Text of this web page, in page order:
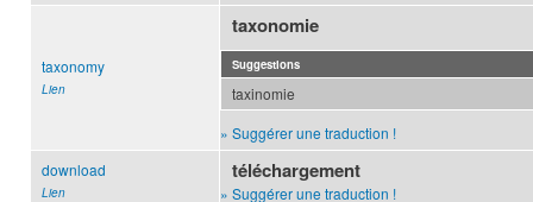
taxonomy
Lien
taxonomie
Suggestions
taxinomie
» Suggérer une traduction !
download
Lien
téléchargement
» Suggérer une traduction !